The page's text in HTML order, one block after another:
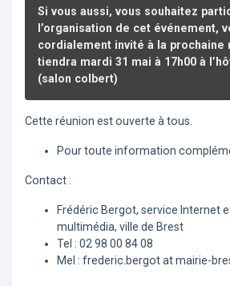
Si vous aussi, vous souhaitez
l’organisation de cet événement,
cordialement invité à la prochaine
tiendra mardi 31 mai à 17h00 à
(salon colbert)
Cette réunion est ouverte à tous.
Pour toute information
Contact :
Frédéric Bergot, service Internet
multimédia, ville de Brest
Tel : 02 98 00 84 08
Mel : frederic.bergot at mairie-